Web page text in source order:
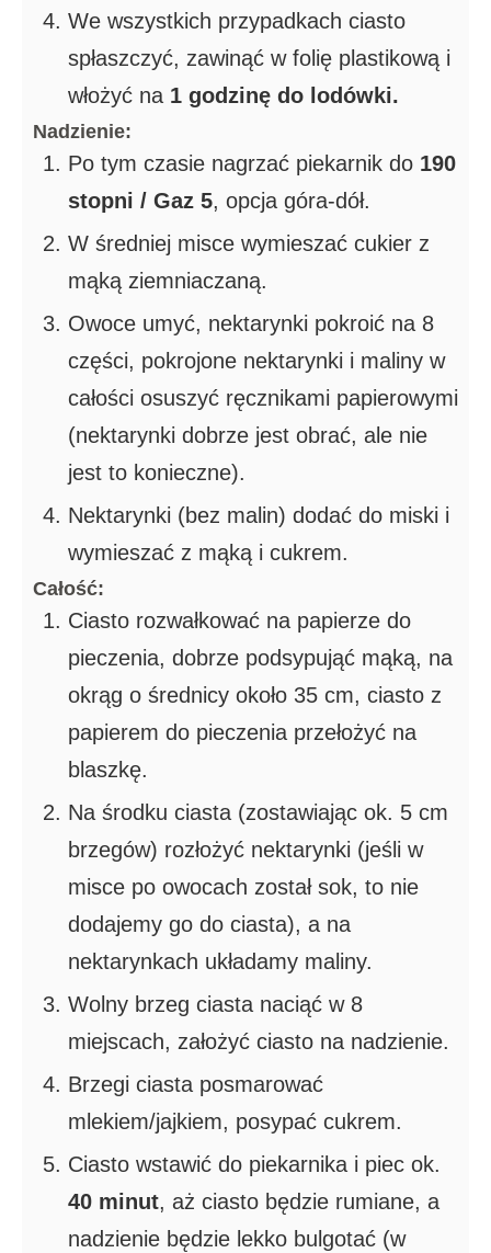
We wszystkich przypadkach ciasto
spłaszczyć, zawinąć w folię plastikową i
włożyć na 1 godzinę do lodówki.
Nadzienie:
Po tym czasie nagrzać piekarnik do 190
stopni / Gaz 5, opcja góra-dół.
W średniej misce wymieszać cukier z
mąką ziemniaczaną.
Owoce umyć, nektarynki pokroić na 8
części, pokrojone nektarynki i maliny w
całości osuszyć ręcznikami papierowymi
(nektarynki dobrze jest obrać, ale nie
jest to konieczne).
Nektarynki (bez malin) dodać do miski i
wymieszać z mąką i cukrem.
Całość:
Ciasto rozwałkować na papierze do
pieczenia, dobrze podsypująć mąką, na
okrąg o średnicy około 35 cm, ciasto z
papierem do pieczenia przełożyć na
blaszkę.
Na środku ciasta (zostawiając ok. 5 cm
brzegów) rozłożyć nektarynki (jeśli w
misce po owocach został sok, to nie
dodajemy go do ciasta), a na
nektarynkach układamy maliny.
Wolny brzeg ciasta naciąć w 8
miejscach, założyć ciasto na nadzienie.
Brzegi ciasta posmarować
mlekiem/jajkiem, posypać cukrem.
Ciasto wstawić do piekarnika i piec ok.
40 minut, aż ciasto będzie rumiane, a
nadzienie będzie lekko bulgotać (w